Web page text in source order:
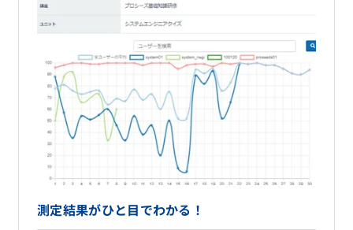
測定結果がひと目でわかる！